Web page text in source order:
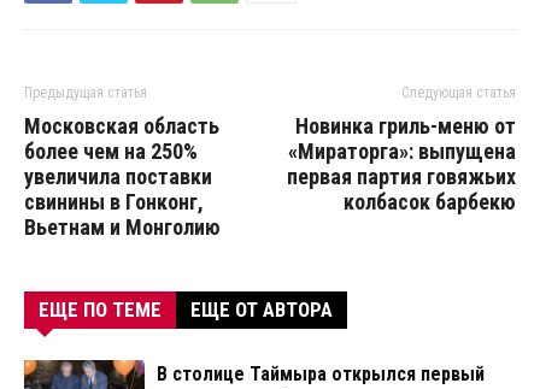
Предыдущая статья
Московская область
более чем на 250%
увеличила поставки
свинины в Гонконг,
Вьетнам и Монголию
Следующая статья
Новинка гриль-меню от
«Мираторга»: выпущена
первая партия говяжьих
колбасок барбекю
ЕЩЕ ПО ТЕМЕ ЕЩЕ ОТ АВТОРА
В столице Таймыра открылся первый